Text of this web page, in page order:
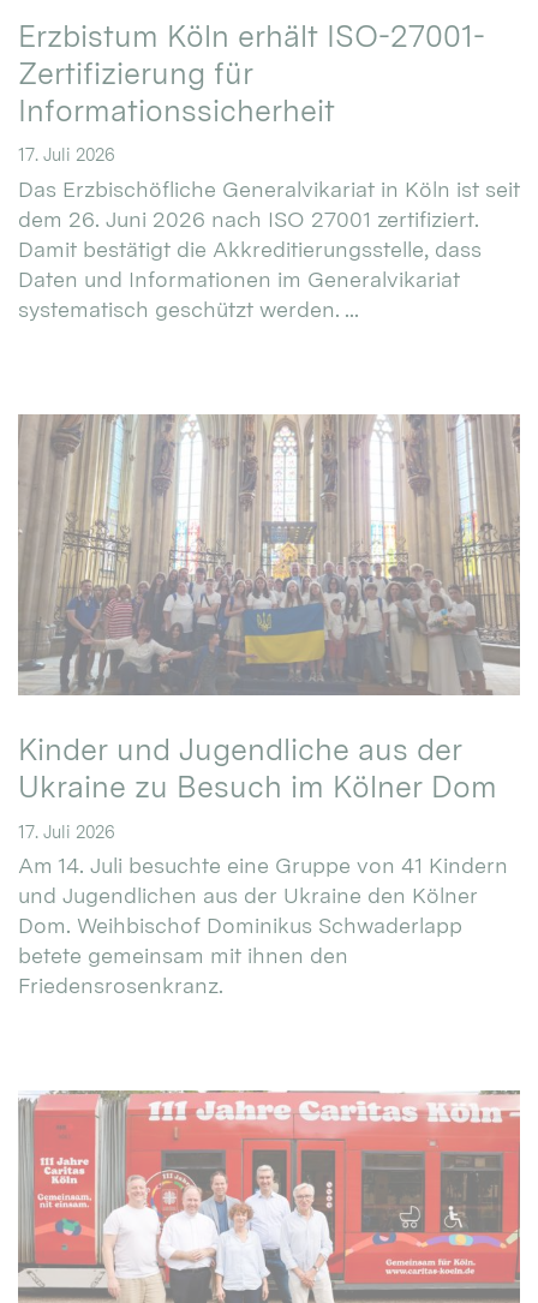
Erzbistum Köln erhält ISO-27001-
Zertifizierung für
Informationssicherheit
17. Juli 2026
Das Erzbischöfliche Generalvikariat in Köln ist seit
dem 26. Juni 2026 nach ISO 27001 zertifiziert.
Damit bestätigt die Akkreditierungsstelle, dass
Daten und Informationen im Generalvikariat
systematisch geschützt werden. ...
Kinder und Jugendliche aus der
Ukraine zu Besuch im Kölner Dom
17. Juli 2026
Am 14. Juli besuchte eine Gruppe von 41 Kindern
und Jugendlichen aus der Ukraine den Kölner
Dom. Weihbischof Dominikus Schwaderlapp
betete gemeinsam mit ihnen den
Friedensrosenkranz.